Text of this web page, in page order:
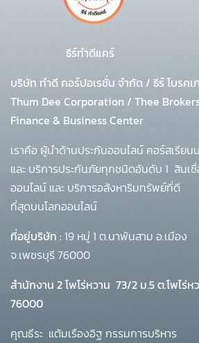
ธีร์ทำดีแคร์
บริษัท ทำดี คอร์ปอเรชั่น จำกัด / ธีร์ โบรคเ
Thum Dee Corporation / Thee
Finance & Business Center
เราคือ ผู้นำด้านประกันออนไลน์ คอร์สเรียน
และ บริการประกันภัยทุกชนิดอันดับ 1 สินเ
ออนไลน์ และ บริการอสังหาริมทรัพย์ที่ดี
ที่สุดบนโลกออนไลน์
ที่อยู่บริษัท : 19 หมู่ 1 ต.นาพันสาม อ.เมือง
จ.เพชรบุรี 76000
สำนักงาน 2 โพโร่หวาน 73/2 ม.5 ต.โพไร่ห
76000
คุณธีระ แต้มเรืองอิฐ กรรมการบริหาร